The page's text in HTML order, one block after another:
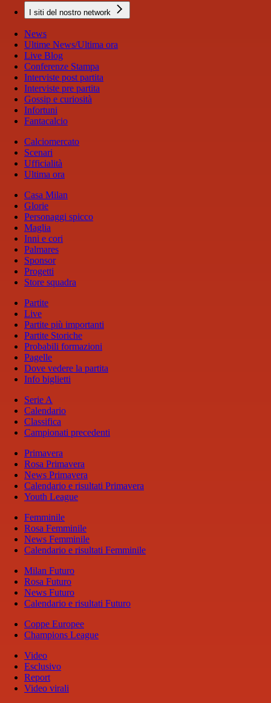
I siti del nostro network
News
Ultime News/Ultima ora
Live Blog
Conferenze Stampa
Interviste post partita
Interviste pre partita
Gossip e curiosità
Infortuni
Fantacalcio
Calciomercato
Scenari
Ufficialità
Ultima ora
Casa Milan
Glorie
Personaggi spicco
Maglia
Inni e cori
Palmares
Sponsor
Progetti
Store squadra
Partite
Live
Partite più importanti
Partite Storiche
Probabili formazioni
Pagelle
Dove vedere la partita
Info biglietti
Serie A
Calendario
Classifica
Campionati precedenti
Primavera
Rosa Primavera
News Primavera
Calendario e risultati Primavera
Youth League
Femminile
Rosa Femminile
News Femminile
Calendario e risultati Femminile
Milan Futuro
Rosa Futuro
News Futuro
Calendario e risultati Futuro
Coppe Europee
Champions League
Video
Esclusivo
Report
Video virali